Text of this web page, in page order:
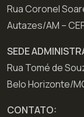
Rua Coronel
Autazes/AM –
SEDE
Rua Tomé de
Belo Horizonte/
CONTATO: